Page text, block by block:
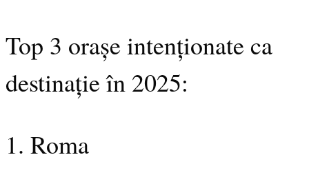
Top 3 orașe intenționate ca
destinație în 2025:
1. Roma